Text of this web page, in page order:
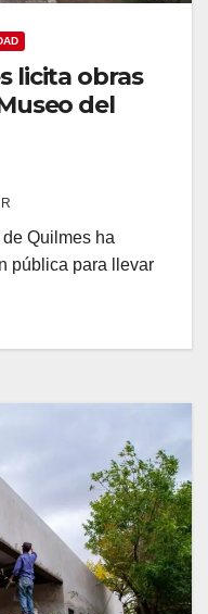
licita obras
del
Quilmes ha
pública para llevar